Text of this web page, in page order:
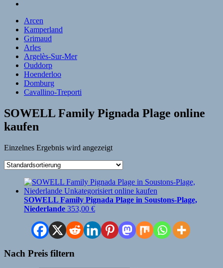
Arcen
Kamperland
Grimaud
Arles
Argelès-Sur-Mer
Ouddorp
Hoenderloo
Domburg
Cavallino-Treporti
SOWELL Family Pignada Plage online
kaufen
Einzelnes Ergebnis wird angezeigt
SOWELL Family Pignada Plage in Soustons-Plage,
Niederlande 353,00 €
Nach Preis filtern